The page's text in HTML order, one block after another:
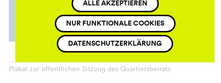
Plakat zur öffentlichen Sitzung des Quartiersbeirats
ALLE AKZEPTIEREN
NUR FUNKTIONALE COOKIES
DATENSCHUTZERKLÄRUNG